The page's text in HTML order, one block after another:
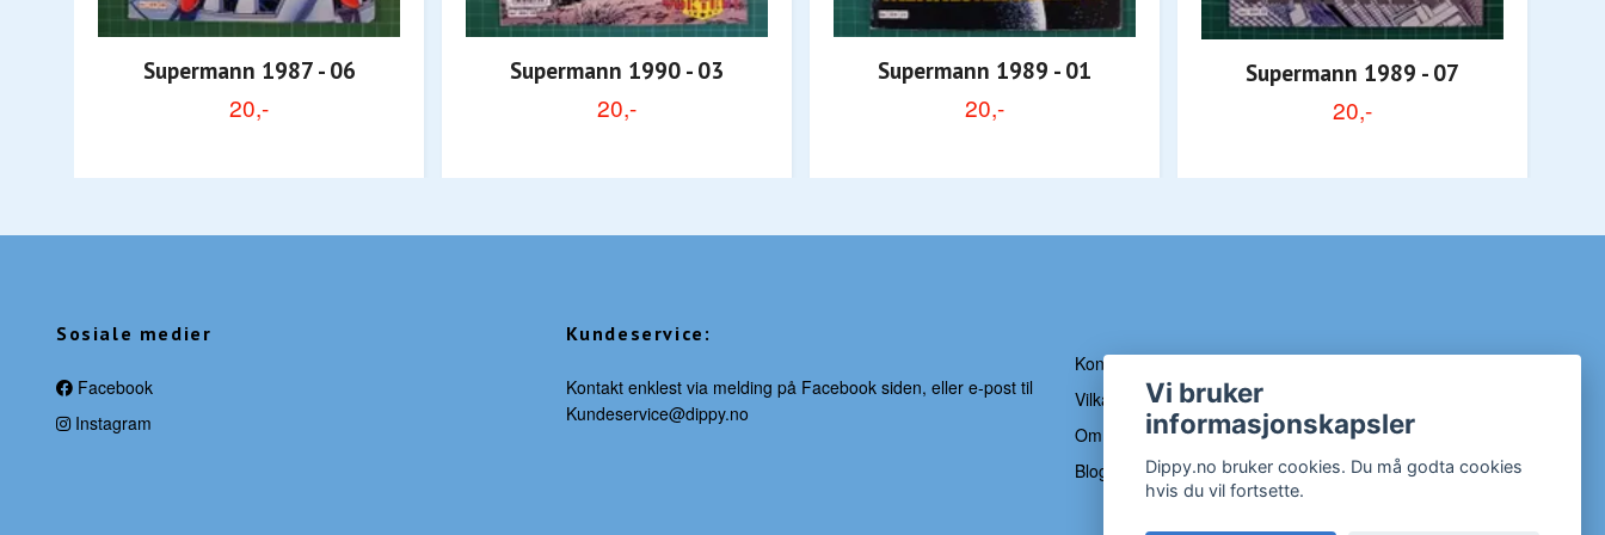
Supermann 1987 - 06
20,-
Supermann 1990 - 03
20,-
Supermann 1989 - 01
20,-
Supermann 1989 - 07
20,-
Sosiale medier
Facebook
Instagram
Kundeservice:
Kontakt enklest via melding på Facebook siden, eller e-post til
Kundeservice@dippy.no
Kontakt
Vilkår og betingelser
Om Dippy
Blogg
Vi bruker
informasjonskapsler
Dippy.no bruker cookies. Du må godta cookies
hvis du vil fortsette.